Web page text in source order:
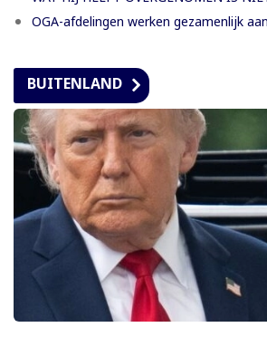
OGA-afdelingen werken gezamenlijk
BUITENLAND